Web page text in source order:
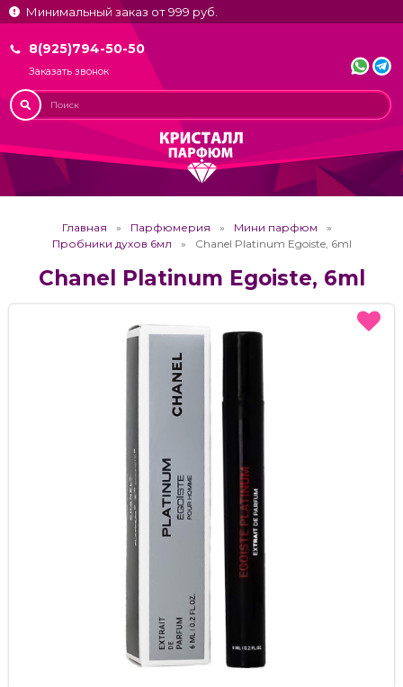
Минимальный заказ от 999 руб.
8(925)794-50-50
Заказать звонок
Главная Парфюмерия
Мини парфюм
Пробники духов 6мл
Chanel Platinum Egoiste, 6ml
Chanel Platinum Egoiste, 6ml